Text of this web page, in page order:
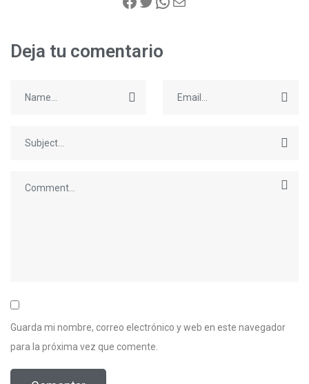
Deja tu comentario
Guarda mi nombre, correo electrónico y web en este navegador
para la próxima vez que comente.